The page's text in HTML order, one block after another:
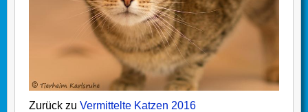
Zurück zu Vermittelte Katzen 2016